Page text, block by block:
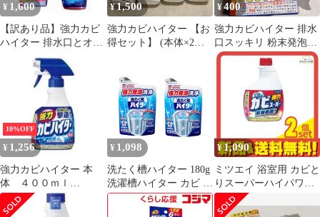
¥ 1,600
【訳あり品】強力カビ
ハイター 排水口とオキ
シクリーンMAXFORCE
クリーナー
¥1,500
強力カビハイター 【お
得セット】 (本体×2本
¥400
強力カビハイター 排水
口スッキリ 粉末発泡タ
イプ 3袋
10%OFF
¥ 1,256
強力カビハイター 本
体 ４００ｍｌ
222824【花王】
¥ 1,098
洗たく槽ハイター 180g
洗濯槽ハイター カビ 水
アカ 強力発泡洗浄 粉末
酸素系 洗濯槽クリーナ
¥1,090
ミツエイ 浴室用 カビと
りスーパーハイパワー
つけかえ用 400mL 2個
セット まとめ売り